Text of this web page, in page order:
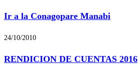
Ir a la Conagopare Manabi
24/10/2010
RENDICION DE CUENTAS 2016